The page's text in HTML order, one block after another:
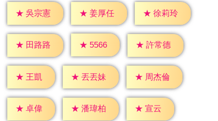
★ 吳宗憲 ★ 姜厚任 ★ 徐莉玲
★ 田路路 ★ 5566 ★ 許常德
★ 王凱 ★ 丟丟妹 ★ 周杰倫
★ 卓偉 ★ 潘瑋柏 ★ 宣云